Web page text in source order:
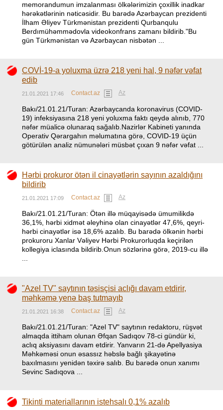
memorandumun imzalanması ölkələrimizin çoxillik inadkar
hərəkətlərinin nəticəsidir. Bu barədə Azərbaycan prezidenti
İlham Əliyev Türkmənistan prezidenti Qurbanqulu
Berdımühəmmədovla videokonfrans zamanı bildirib."Bu
gün Türkmənistan və Azərbaycan nisbətən ...
COVİ-19-a yoluxma üzrə 218 yeni hal, 9 nəfər vəfat
edib
21.01.2021 17:46 Contact.az Az
Bakı/21.01.21/Turan: Azərbaycanda koronavirus (COVID-
19) infeksiyasına 218 yeni yoluxma faktı qeydə alınıb, 770
nəfər müalicə olunaraq sağalıb.Nazirlər Kabineti yanında
Operativ Qərargahın məlumatına görə, COVID-19 üçün
götürülən analiz nümunələri müsbət çıxan 9 nəfər vəfat ...
Hərbi prokuror ötən il cinayətlərin sayının azaldığını
bildirib
21.01.2021 17:09 Contact.az Az
Bakı/21.01.21/Turan: Ötən illə müqayisədə ümumilikdə
36,1%, hərbi xidmət əleyhinə olan cinayətlər 47,6%, qeyri-
hərbi cinayətlər isə 18,6% azalıb. Bu barədə ölkənin hərbi
prokuroru Xanlar Vəliyev Hərbi Prokurorluqda keçirilən
kollegiya iclasında bildirib.Onun sözlərinə görə, 2019-cu illə
"Azel TV" saytının təsisçisi aclığı davam etdirir,
məhkəmə yenə baş tutmayıb
21.01.2021 16:38 Contact.az Az
Bakı/21.01.21/Turan: "Azel TV" saytının redaktoru, rüşvət
almaqda ittiham olunan Əfqan Sadıqov 78-ci gündür ki,
aclıq aksiyasını davam etdirir. Yanvarın 21-də Apellyasiya
Məhkəməsi onun əsassız həbslə bağlı şikayətinə
baxılmasını yenidən təxirə salıb. Bu barədə onun xanımı
Sevinc Sadıqova ...
Tikinti materiallarının istehsalı 0,1% azalıb